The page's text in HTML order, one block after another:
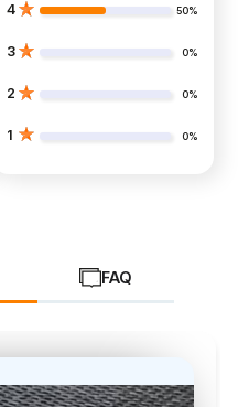
4 50%
3 0%
2 0%
1 0%
FAQ